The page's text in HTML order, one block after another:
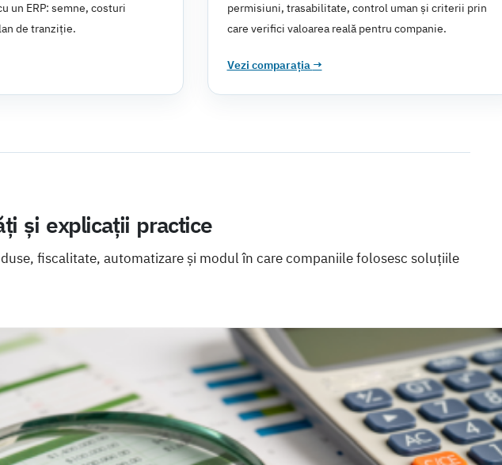
un ERP: semne, costuri
de tranziție.
permisiuni, trasabilitate, control uman și criterii prin
care verifici valoarea reală pentru companie.
Vezi comparația →
și explicații practice
fiscalitate, automatizare și modul în care companiile folosesc soluțiile